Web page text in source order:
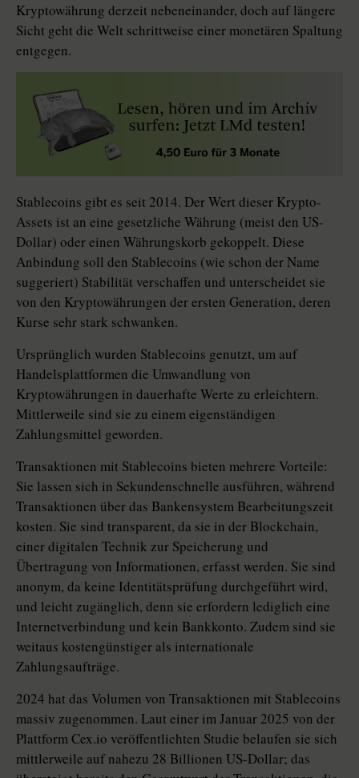
Kryptowährung derzeit nebeneinander, doch auf längere
Sicht geht die Welt schrittweise einer monetären Spaltung
entgegen.
Stablecoins gibt es seit 2014. Der Wert dieser Krypto-
Assets ist an eine gesetzliche Währung (meist den US-
Dollar) oder einen Währungskorb gekoppelt. Diese
Anbindung soll den Stable­coins (wie schon der Name
suggeriert) Stabilität verschaffen und unterscheidet sie
von den Kryptowährungen der ersten Generation, deren
Kurse sehr stark schwanken.
Ursprünglich wurden Stablecoins genutzt, um auf
Handelsplattformen die Umwandlung von
Kryptowährungen in dauerhafte Werte zu erleichtern.
Mittlerweile sind sie zu einem eigenständigen
Zahlungsmittel geworden.
Transaktionen mit Stablecoins bieten mehrere Vorteile:
Sie lassen sich in Sekundenschnelle ausführen, während
Transaktionen über das Bankensystem Bearbeitungszeit
kosten. Sie sind transparent, da sie in der Blockchain,
einer digitalen Technik zur Speicherung und
Übertragung von Informationen, erfasst werden. Sie sind
ano­nym, da keine Identitätsprüfung durchgeführt wird,
und leicht zugänglich, denn sie erfordern lediglich eine
Internetverbindung und kein Bankkonto. Zudem sind sie
weitaus kostengünstiger als internationale
Zahlungsaufträge.
2024 hat das Volumen von Transaktionen mit Stablecoins
massiv zugenommen. Laut einer im Januar 2025 von der
Plattform Cex.io veröffentlichten Studie belaufen sie sich
mittlerweile auf nahezu 28 Billionen US-Dollar; das